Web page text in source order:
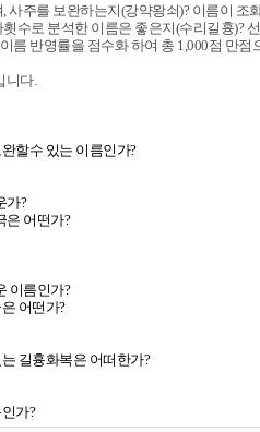
사주를 보완하는지(강약왕쇠)? 이름이 조
수로 분석한 이름은 좋은지(수리길흉)?
름 반영률을 점수화 하여 총 1,000점 만점
니다.
할수 있는 이름인가?
가?
은 어떤가?
이름인가?
어떤가?
길흉화복은 어떠한가?
가?